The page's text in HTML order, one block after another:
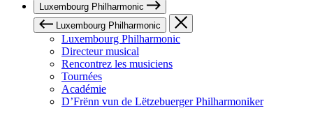
Luxembourg Philharmonic
Luxembourg Philharmonic
Luxembourg Philharmonic
Directeur musical
Rencontrez les musiciens
Tournées
Académie
D’Frënn vun de Lëtzebuerger Philharmoniker